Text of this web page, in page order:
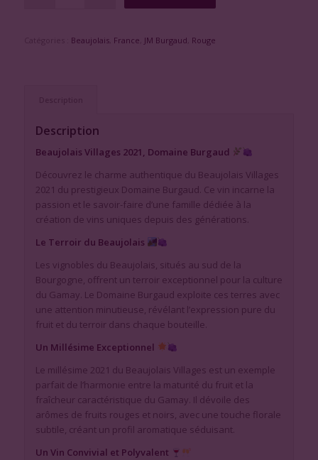
Beaujolais, France JM Burgaud Rouge
Description
Beaujolais Villages 2021, Domaine Burgaud
Découvrez le charme authentique du Beaujolais Villages
2021 du prestigieux Domaine Burgaud. Ce vin incarne la
passion et le savoir-faire d’une famille dédiée à la
création de vins uniques depuis des générations.
Le Terroir du Beaujolais
Les vignobles du Beaujolais, situés au sud de la
Bourgogne, offrent un terroir exceptionnel pour la culture
du Gamay. Le Domaine Burgaud exploite ces terres avec
une attention minutieuse, révélant l’expression pure du
fruit et du terroir dans chaque bouteille.
Un Millésime Exceptionnel
Le millésime 2021 du Beaujolais Villages est un exemple
parfait de l’harmonie entre la maturité du fruit et la
fraîcheur caractéristique du Gamay. Il dévoile des
arômes de fruits rouges et noirs, avec une touche florale
subtile, créant un profil aromatique séduisant.
Un Vin Convivial et Polyvalent